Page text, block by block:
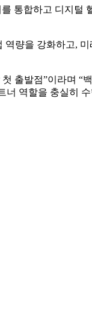
통합하고 디지털
량을 강화하고,
출발점”이라며 “
역할을 충실히